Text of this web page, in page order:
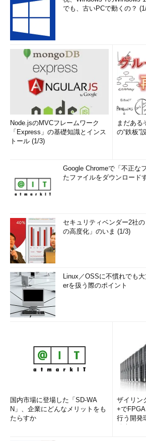
でも、古いPCで動くの？
Node.jsのMVCフレームワーク
「Express」の基礎知識とインス
トール (1/3)
まだある
の“鉄板”
Google Chromeで「不正な
たファイルをダウンロード
セキュリティベンダー2社
の高度化」のいま (1/3)
Linux／OSSに不慣れでも
erを扱う際のポイント
国内市場に登場した「SD-WA
N」、企業にどんなメリットをも
たらすか
ザイリン
+で
行う開発